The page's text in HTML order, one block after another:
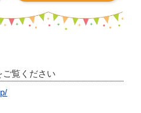
ご覧ください